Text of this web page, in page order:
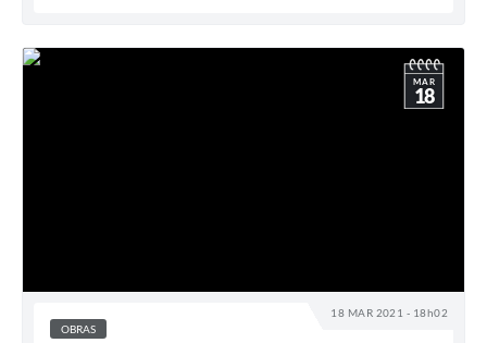
18 MAR 2021 - 18h02
MAR
18
OBRAS